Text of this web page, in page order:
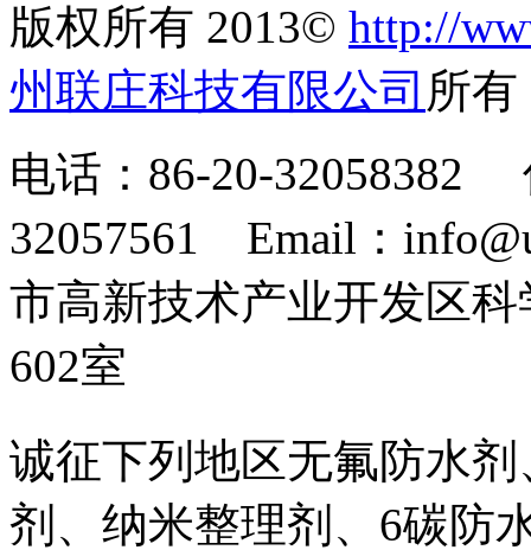
版权所有 2013© http://
州联庄科技有限公司 所
电话：86-20-32058382
32057561 Email：
市高新技术产业开发区
602室
诚征下列地区无氟防水
剂、纳米整理剂、6碳防